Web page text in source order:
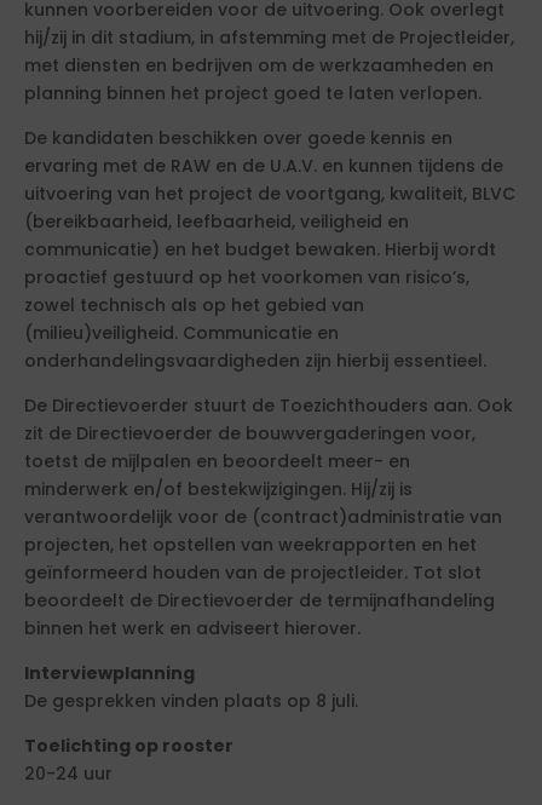
kunnen voorbereiden voor de uitvoering. Ook overlegt
hij/zij in dit stadium, in afstemming met de Projectleider,
met diensten en bedrijven om de werkzaamheden en
planning binnen het project goed te laten verlopen.
De kandidaten beschikken over goede kennis en
ervaring met de RAW en de U.A.V. en kunnen tijdens de
uitvoering van het project de voortgang, kwaliteit, BLVC
(bereikbaarheid, leefbaarheid, veiligheid en
communicatie) en het budget bewaken. Hierbij wordt
proactief gestuurd op het voorkomen van risico’s,
zowel technisch als op het gebied van
(milieu)veiligheid. Communicatie en
onderhandelingsvaardigheden zijn hierbij essentieel.
De Directievoerder stuurt de Toezichthouders aan. Ook
zit de Directievoerder de bouwvergaderingen voor,
toetst de mijlpalen en beoordeelt meer- en
minderwerk en/of bestekwijzigingen. Hij/zij is
verantwoordelijk voor de (contract)administratie van
projecten, het opstellen van weekrapporten en het
geïnformeerd houden van de projectleider. Tot slot
beoordeelt de Directievoerder de termijnafhandeling
binnen het werk en adviseert hierover.
Interviewplanning
De gesprekken vinden plaats op 8 juli.
Toelichting op rooster
20-24 uur